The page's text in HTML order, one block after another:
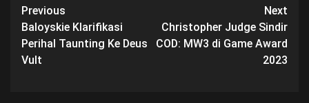
Post
navigation
Previous
Baloyskie Klarifikasi
Perihal Taunting Ke Deus
Vult
Next
Christopher Judge Sindir
COD: MW3 di Game Award
2023